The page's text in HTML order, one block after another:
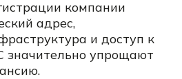
компании
адрес,
и доступ к
значительно упрощают